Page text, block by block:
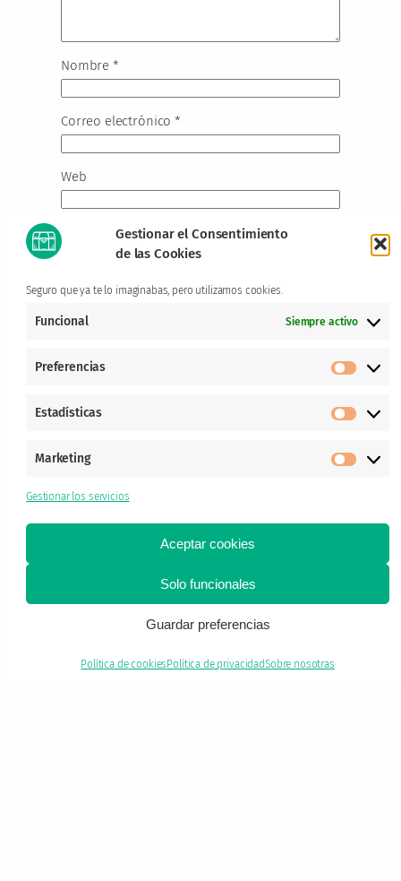
Gestionar el Consentimiento
de las Cookies
Seguro que ya te lo imaginabas, pero utilizamos cookies.
Funcional Siempre activo
Preferencias
Estadísticas
Marketing
Gestionar los servicios
Aceptar cookies
Solo funcionales
Guardar preferencias
Política de cookies Política de privacidadSobre nosotras
Nombre *
Correo electrónico*
Web
Aprende cómo se procesan los datos de tus
¿Te gustan nuestras recetas?
×